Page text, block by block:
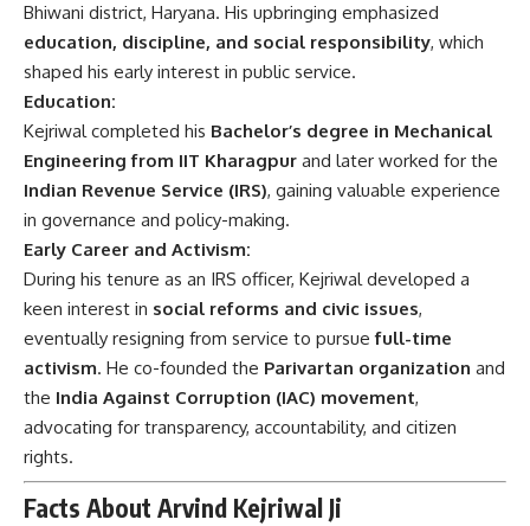
Bhiwani district, Haryana. His upbringing emphasized
education, discipline, and social responsibility, which
shaped his early interest in public service.
Education:
Kejriwal completed his Bachelor’s degree in Mechanical
Engineering from IIT Kharagpur and later worked for the
Indian Revenue Service (IRS), gaining valuable experience
in governance and policy-making.
Early Career and Activism:
During his tenure as an IRS officer, Kejriwal developed a
keen interest in social reforms and civic issues,
eventually resigning from service to pursuefull-time
activism. He co-founded the Parivartan organization and
the India Against Corruption (IAC) movement,
advocating for transparency, accountability, and citizen
rights.
Facts About Arvind Kejriwal Ji